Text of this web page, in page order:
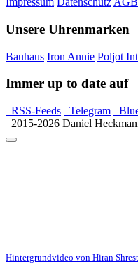
Unsere Uhrenmarken
Bauhaus Iron Annie Poljot
Immer up to date auf
RSS-Feeds Telegram
2015-2026 Daniel
Hintergrundvideo von Hiran